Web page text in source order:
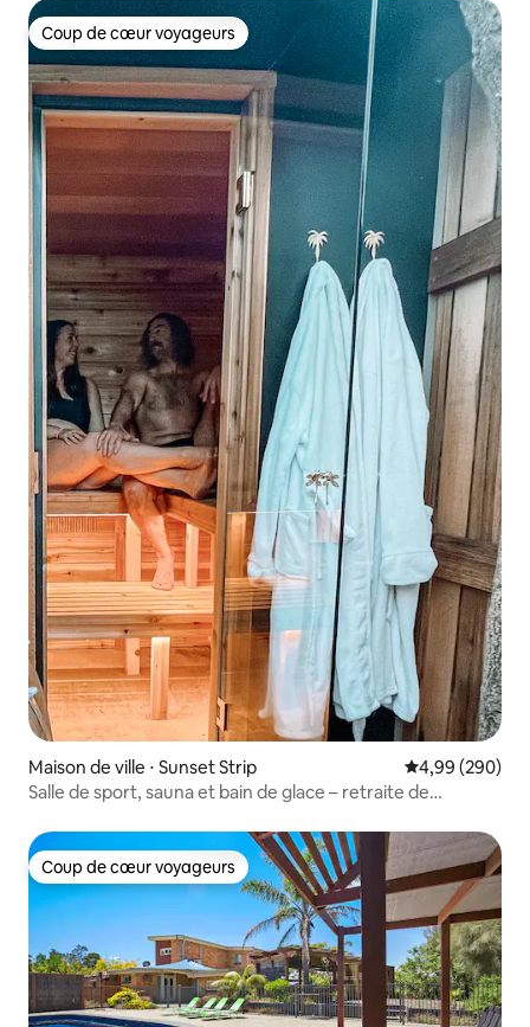
Coup de cœur voyageurs
Coup de cœur voyageurs
Maison de ville ⋅ Sunset Strip Évaluation
4,99 (290)
Salle de sport, sauna et bain de glace – retraite de
Coup de cœur voyageurs
Coup de cœur voyageurs